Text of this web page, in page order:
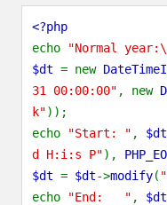
<?php
echo
"Normal
$dt = new
31 00:00:00" , new
k"));
echo
"Start: " , $dt
d H:i:s P"),
$dt = $dt->modify(
echo
"End: " , $dt